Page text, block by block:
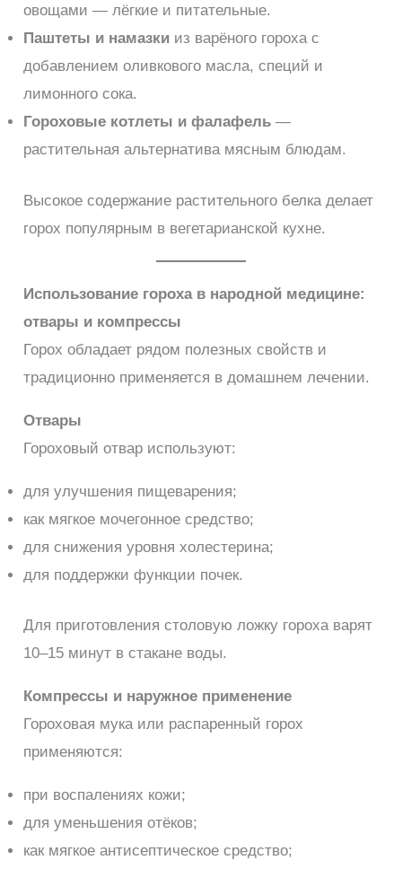
овощами — лёгкие и питательные.
Паштеты и намазки из варёного гороха с
добавлением оливкового масла, специй и
лимонного сока.
Гороховые котлеты и фалафель —
растительная альтернатива мясным блюдам.
Высокое содержание растительного белка делает
горох популярным в вегетарианской кухне.
Использование гороха в народной медицине:
отвары и компрессы
Горох обладает рядом полезных свойств и
традиционно применяется в домашнем лечении.
Отвары
Гороховый отвар используют:
для улучшения пищеварения;
как мягкое мочегонное средство;
для снижения уровня холестерина;
для поддержки функции почек.
Для приготовления столовую ложку гороха варят
10–15 минут в стакане воды.
Компрессы и наружное применение
Гороховая мука или распаренный горох
применяются:
при воспалениях кожи;
для уменьшения отёков;
как мягкое антисептическое средство;